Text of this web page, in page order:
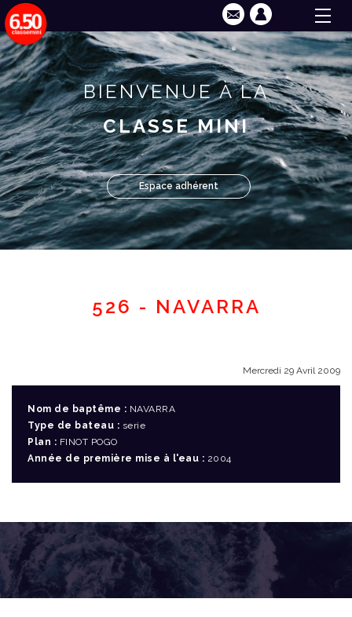
BIENVENUE À LA
CLASSE MINI
Espace adhérent
526 - NAVARRA
Mercredi 29 Avril 2009
Nom de baptême : NAVARRA
Type de bateau : serie
Plan : FINOT POGO
Année de première mise à l'eau : 2004